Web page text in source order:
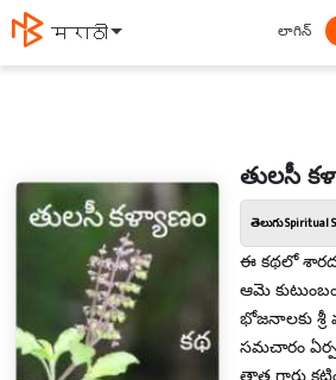
मराठी లాగిన్
తులసీ
తెలుగు Spiritual
ఈ కథలో
ఆమె
భోజనాలకు శ్రీ
సమచారం
తాత గారు